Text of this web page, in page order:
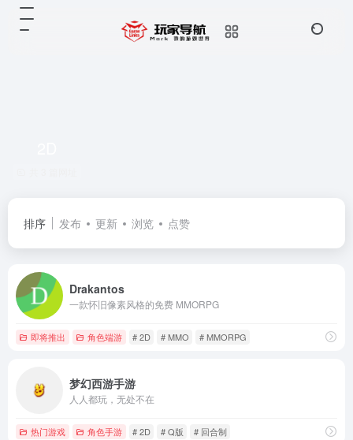
排序 发布 更新 浏览 点赞
Drakantos
一款怀旧像素风格的免费 MMORPG
即将推出 角色端游 # 2D # MMO # MMORPG
梦幻西游手游
人人都玩，无处不在
热门游戏 角色手游 # 2D # Q版 # 回合制